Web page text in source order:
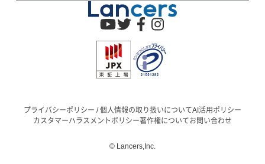
プライバシーポリシー / 個人情報の取り扱いについてAI活用ポリシー
カスタマーハラスメントポリシー著作権についてお問い合わせ
© Lancers,Inc.